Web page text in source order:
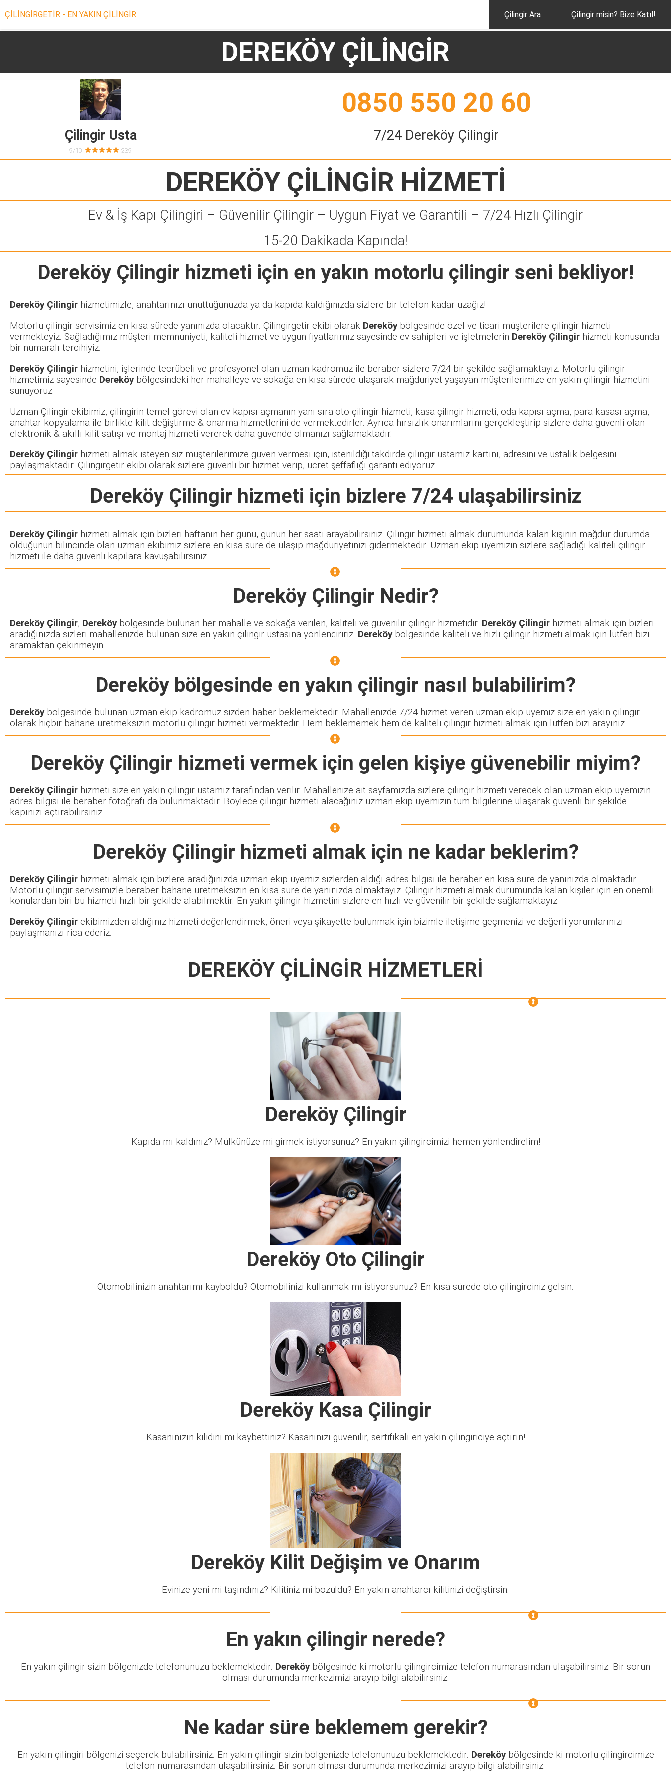
ÇİLİNGİRGETİR - EN YAKIN ÇİLİNGİR Çilingir Ara Çilingir misin? Bize Katıl!
DEREKÖY ÇİLİNGİR
0850 550 20 60
Çilingir Usta
9/10 ★★★★★239
7/24 Dereköy Çilingir
DEREKÖY ÇİLİNGİR HİZMETİ
Ev & İş Kapı Çilingiri – Güvenilir Çilingir – Uygun Fiyat ve Garantili – 7/24 Hızlı Çilingir
15-20 Dakikada Kapında!
Dereköy Çilingir hizmeti için en yakın motorlu çilingir seni bekliyor!
Dereköy Çilingir hizmetimizle, anahtarınızı unuttuğunuzda ya da kapıda kaldığınızda sizlere bir telefon kadar uzağız!
Motorlu çilingir servisimiz en kısa sürede yanınızda olacaktır. Çilingirgetir ekibi olarak Dereköybölgesinde özel ve ticari müşterilere çilingir hizmeti
vermekteyiz. Sağladığımız müşteri memnuniyeti, kaliteli hizmet ve uygun fiyatlarımız sayesinde ev sahipleri ve işletmelerin Dereköy Çilingir hizmeti konusunda
bir numaralı tercihiyiz.
Dereköy Çilingir hizmetini, işlerinde tecrübeli ve profesyonel olan uzman kadromuz ile beraber sizlere 7/24 bir şekilde sağlamaktayız. Motorlu çilingir
hizmetimiz sayesinde Dereköybölgesindeki her mahalleye ve sokağa en kısa sürede ulaşarak mağduriyet yaşayan müşterilerimize en yakın çilingir hizmetini
sunuyoruz.
Uzman Çilingir ekibimiz, çilingirin temel görevi olan ev kapısı açmanın yanı sıra oto çilingir hizmeti, kasa çilingir hizmeti, oda kapısı açma, para kasası açma,
anahtar kopyalama ile birlikte kilit değiştirme & onarma hizmetlerini de vermektedirler. Ayrıca hırsızlık onarımlarını gerçekleştirip sizlere daha güvenli olan
elektronik & akıllı kilit satışı ve montaj hizmeti vererek daha güvende olmanızı sağlamaktadır.
Dereköy Çilingir hizmeti almak isteyen siz müşterilerimize güven vermesi için, istenildiği takdirde çilingir ustamız kartını, adresini ve ustalık belgesini
paylaşmaktadır. Çilingirgetir ekibi olarak sizlere güvenli bir hizmet verip, ücret şeffaflığı garanti ediyoruz.
Dereköy Çilingir hizmeti için bizlere 7/24 ulaşabilirsiniz
Dereköy Çilingir hizmeti almak için bizleri haftanın her günü, günün her saati arayabilirsiniz. Çilingir hizmeti almak durumunda kalan kişinin mağdur durumda
olduğunun bilincinde olan uzman ekibimiz sizlere en kısa süre de ulaşıp mağduriyetinizi gidermektedir. Uzman ekip üyemizin sizlere sağladığı kaliteli çilingir
hizmeti ile daha güvenli kapılara kavuşabilirsiniz.
Dereköy Çilingir Nedir?
Dereköy Çilingir, Dereköybölgesinde bulunan her mahalle ve sokağa verilen, kaliteli ve güvenilir çilingir hizmetidir. Dereköy Çilingir hizmeti almak için bizleri
aradığınızda sizleri mahallenizde bulunan size en yakın çilingir ustasına yönlendiririz. Dereköybölgesinde kaliteli ve hızlı çilingir hizmeti almak için lütfen bizi
aramaktan çekinmeyin.
Dereköy bölgesinde en yakın çilingir nasıl bulabilirim?
Dereköybölgesinde bulunan uzman ekip kadromuz sizden haber beklemektedir. Mahallenizde 7/24 hizmet veren uzman ekip üyemiz size en yakın çilingir
olarak hiçbir bahane üretmeksizin motorlu çilingir hizmeti vermektedir. Hem beklememek hem de kaliteli çilingir hizmeti almak için lütfen bizi arayınız.
Dereköy Çilingir hizmeti vermek için gelen kişiye güvenebilir miyim?
Dereköy Çilingir hizmeti size en yakın çilingir ustamız tarafından verilir. Mahallenize ait sayfamızda sizlere çilingir hizmeti verecek olan uzman ekip üyemizin
adres bilgisi ile beraber fotoğrafı da bulunmaktadır. Böylece çilingir hizmeti alacağınız uzman ekip üyemizin tüm bilgilerine ulaşarak güvenli bir şekilde
kapınızı açtırabilirsiniz.
Dereköy Çilingir hizmeti almak için ne kadar beklerim?
Dereköy Çilingir hizmeti almak için bizlere aradığınızda uzman ekip üyemiz sizlerden aldığı adres bilgisi ile beraber en kısa süre de yanınızda olmaktadır.
Motorlu çilingir servisimizle beraber bahane üretmeksizin en kısa süre de yanınızda olmaktayız. Çilingir hizmeti almak durumunda kalan kişiler için en önemli
konulardan biri bu hizmeti hızlı bir şekilde alabilmektir. En yakın çilingir hizmetini sizlere en hızlı ve güvenilir bir şekilde sağlamaktayız.
Dereköy Çilingir ekibimizden aldığınız hizmeti değerlendirmek, öneri veya şikayette bulunmak için bizimle iletişime geçmenizi ve değerli yorumlarınızı
paylaşmanızı rica ederiz.
DEREKÖY ÇİLİNGİR HİZMETLERİ
Dereköy Çilingir
Kapıda mı kaldınız? Mülkünüze mi girmek istiyorsunuz? En yakın çilingircimizi hemen yönlendirelim!
Dereköy Oto Çilingir
Otomobilinizin anahtarımı kayboldu? Otomobilinizi kullanmak mı istiyorsunuz? En kısa sürede oto çilingirciniz gelsin.
Dereköy Kasa Çilingir
Kasanınızın kilidini mi kaybettiniz? Kasanınızı güvenilir, sertifikalı en yakın çilingiriciye açtırın!
Dereköy Kilit Değişim ve Onarım
Evinize yeni mi taşındınız? Kilitiniz mi bozuldu? En yakın anahtarcı kilitinizi değiştirsin.
En yakın çilingir nerede?
En yakın çilingir sizin bölgenizde telefonunuzu beklemektedir. Dereköybölgesinde ki motorlu çilingircimize telefon numarasından ulaşabilirsiniz. Bir sorun
olması durumunda merkezimizi arayıp bilgi alabilirsiniz.
Ne kadar süre beklemem gerekir?
En yakın çilingiri bölgenizi seçerek bulabilirsiniz. En yakın çilingir sizin bölgenizde telefonunuzu beklemektedir. Dereköybölgesinde ki motorlu çilingircimize
telefon numarasından ulaşabilirsiniz. Bir sorun olması durumunda merkezimizi arayıp bilgi alabilirsiniz.